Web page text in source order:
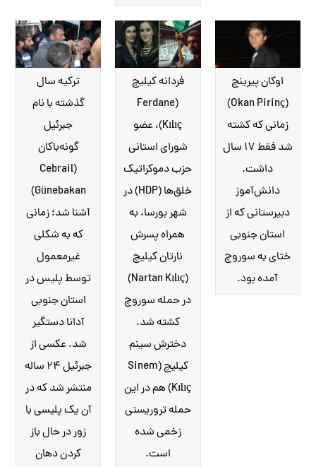
ترکیه سال
گذشته با نام
جبرئیل
گونه‌باکان
(Cebrail
Günebakan)
آشنا شد؛ زمانی
که به شکلی
غیرمعمول
توسط پلیس در
استان جنوبی
آدانا دستگیر
شد. عکسی از
جبرئیل ۲۴ ساله
منتشر شد که در
آن یک پلیسی با
زور در حال باز
کردن دهان
فردانه کیلیچ
(Ferdane
Kılıç)، عضو
شورای استانی
حزب دموکراتیک
خلق‌ها (HDP) در
شهر بورسا، به
همراه پسرش
نارتان کیلیچ
(Nartan Kılıç)
در حمله سوروچ
کشته شد.
دخترش سینم
کیلیچ (Sinem
Kılıç) هم در این
حمله تروریستی
زخمی شده
است.
اوکان پیرینچ
(Okan Pirinç)
زمانی که کشته
شد فقط ۱۷ سال
داشت.
دانش‌آموز
دبیرستانی که از
استان جنوبی
ختای به سوروچ
آمده بود.